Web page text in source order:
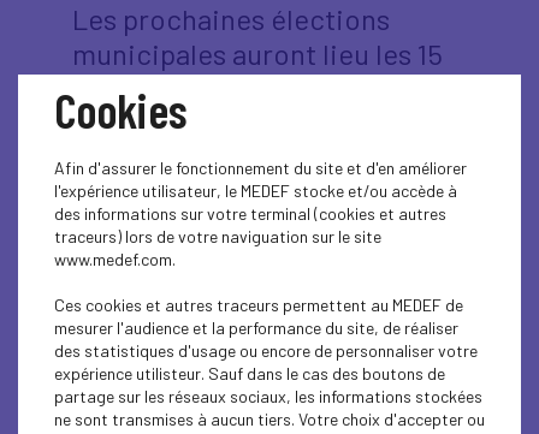
Les prochaines élections
municipales auront lieu les 15
et 22 mars 2026 et, comme à
chaque échéance électorale,
le Medef est pleinement
mobilisé afin de faire entendre
la voix des entreprises. Les
élections municipales
représentent un rendez-vous
essentiel pour nos territoires,
car elles conditionnent
directement l’environnement
Cookies
Afin d'assurer le fonctionnement du site et d'en améliorer
l'expérience utilisateur, le MEDEF stocke et/ou accède à
des informations sur votre terminal (cookies et autres
traceurs) lors de votre naviguation sur le site
www.medef.com.
Ces cookies et autres traceurs permettent au MEDEF de
mesurer l'audience et la performance du site, de réaliser
des statistiques d'usage ou encore de personnaliser votre
expérience utilisteur. Sauf dans le cas des boutons de
partage sur les réseaux sociaux, les informations stockées
ne sont transmises à aucun tiers. Votre choix d'accepter ou